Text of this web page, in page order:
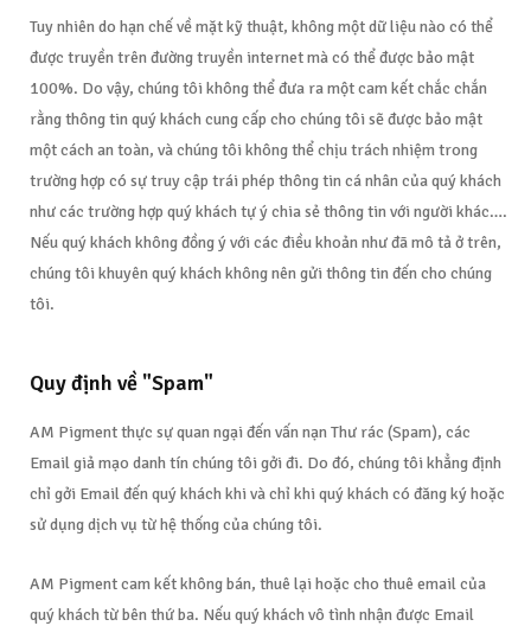
Tuy nhiên do hạn chế về mặt kỹ thuật, không một dữ liệu nào có thể
được truyền trên đường truyền internet mà có thể được bảo mật
100%. Do vậy, chúng tôi không thể đưa ra một cam kết chắc chắn
rằng thông tin quý khách cung cấp cho chúng tôi sẽ được bảo mật
một cách an toàn, và chúng tôi không thể chịu trách nhiệm trong
trường hợp có sự truy cập trái phép thông tin cá nhân của quý khách
như các trường hợp quý khách tự ý chia sẻ thông tin với người khác….
Nếu quý khách không đồng ý với các điều khoản như đã mô tả ở trên,
chúng tôi khuyên quý khách không nên gửi thông tin đến cho chúng
tôi.
Quy định về "Spam"​
AM Pigment thực sự quan ngại đến vấn nạn Thư rác (Spam), các
Email giả mạo danh tín chúng tôi gởi đi. Do đó, chúng tôi khẳng định
chỉ gởi Email đến quý khách khi và chỉ khi quý khách có đăng ký hoặc
sử dụng dịch vụ từ hệ thống của chúng tôi.
AM Pigment cam kết không bán, thuê lại hoặc cho thuê email của
quý khách từ bên thứ ba. Nếu quý khách vô tình nhận được Email